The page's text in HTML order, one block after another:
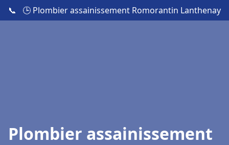
📞 🕒 Plombier assainissement Romorantin Lanthenay
Plombier assainissement